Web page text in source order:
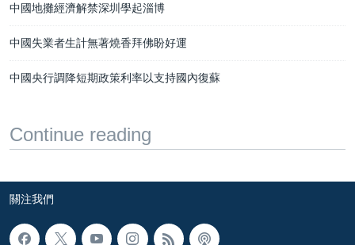
中國地攤經濟解禁深圳學起淄博
中國失業者生計無著燒香拜佛盼好運
中國央行調降短期政策利率以支持國內復蘇
Continue reading
關注我們